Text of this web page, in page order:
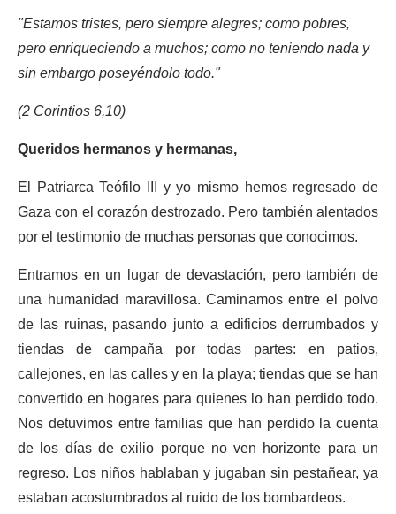
"Estamos tristes, pero siempre alegres; como pobres,
pero enriqueciendo a muchos; como no teniendo nada y
sin embargo poseyéndolo todo."
(2 Corintios 6,10)
Queridos hermanos y hermanas,
El Patriarca Teófilo III y yo mismo hemos regresado de
Gaza con el corazón destrozado. Pero también alentados
por el testimonio de muchas personas que conocimos.
Entramos en un lugar de devastación, pero también de
una humanidad maravillosa. Caminamos entre el polvo
de las ruinas, pasando junto a edificios derrumbados y
tiendas de campaña por todas partes: en patios,
callejones, en las calles y en la playa; tiendas que se han
convertido en hogares para quienes lo han perdido todo.
Nos detuvimos entre familias que han perdido la cuenta
de los días de exilio porque no ven horizonte para un
regreso. Los niños hablaban y jugaban sin pestañear, ya
estaban acostumbrados al ruido de los bombardeos.